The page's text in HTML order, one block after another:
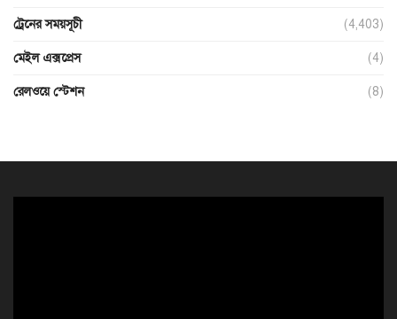
ট্রেনের সময়সূচী (4,403)
মেইল এক্সপ্রেস (4)
রেলওয়ে স্টেশন (8)